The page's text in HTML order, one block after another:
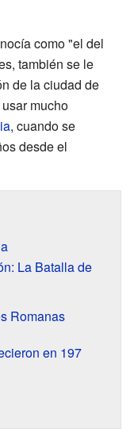
como "el del
también se le
de la ciudad de
mucho
, cuando se
desde el
La Batalla de
Romanas
en 197